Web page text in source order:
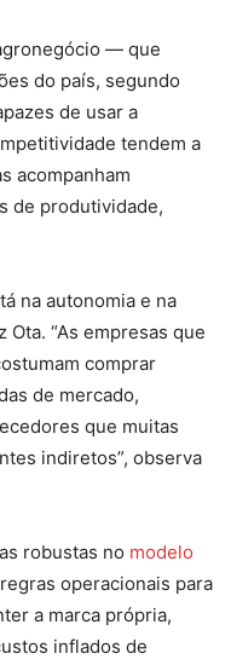
— que
do país, segundo
de usar a
tendem a
acompanham
de produtividade,
na autonomia e na
“As empresas que
comprar
de mercado,
que muitas
indiretos”, observa
robustas no modelo
operacionais para
a marca própria,
inflados de